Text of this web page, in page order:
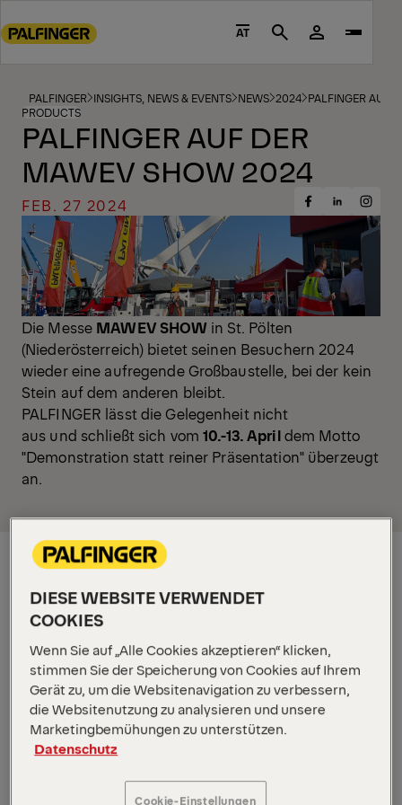
to
footer
content
AT Search
PALFINGER INSIGHTS, NEWS & EVENTS NEWS 2024 PALFINGER AUF
PRODUCTS
PALFINGER AUF DER
MAWEV SHOW 2024
FEB. 27 2024
Share
on
Facebook
Share
on
LinkedIn
Share
on
Die Messe MAWEV SHOW in St. Pölten
(Niederösterreich) bietet seinen Besuchern 2024
wieder eine aufregende Großbaustelle, bei der kein
Stein auf dem anderen bleibt.
PALFINGER lässt die Gelegenheit nicht
aus und schließt sich vom10.-13. Aprildem Motto
"Demonstration statt reiner Präsentation" überzeugt
an.
DIESE WEBSITE VERWENDET
COOKIES
Wenn Sie auf „Alle Cookies akzeptieren“ klicken,
stimmen Sie der Speicherung von Cookies auf Ihrem
Gerät zu, um die Websitenavigation zu verbessern,
die Websitenutzung zu analysieren und unsere
Marketingbemühungen zu unterstützen.
Datenschutz
Cookie-Einstellungen